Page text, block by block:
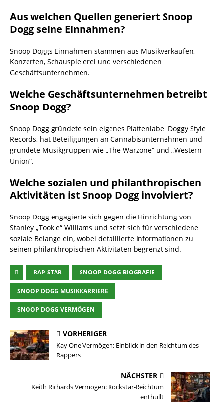
Aus welchen Quellen generiert Snoop
Dogg seine Einnahmen?
Snoop Doggs Einnahmen stammen aus Musikverkäufen,
Konzerten, Schauspielerei und verschiedenen
Geschäftsunternehmen.
Welche Geschäftsunternehmen betreibt
Snoop Dogg?
Snoop Dogg gründete sein eigenes Plattenlabel Doggy Style
Records, hat Beteiligungen an Cannabisunternehmen und
gründete Musikgruppen wie „The Warzone“ und „Western
Union“.
Welche sozialen und philanthropischen
Aktivitäten ist Snoop Dogg involviert?
Snoop Dogg engagierte sich gegen die Hinrichtung von
Stanley „Tookie“ Williams und setzt sich für verschiedene
soziale Belange ein, wobei detaillierte Informationen zu
seinen philanthropischen Aktivitäten begrenzt sind.
RAP-STAR SNOOP DOGG BIOGRAFIE
SNOOP DOGG MUSIKKARRIERE
SNOOP DOGG VERMÖGEN
VORHERIGER
Kay One Vermögen: Einblick in den Reichtum des
Rappers
NÄCHSTER
Keith Richards Vermögen: Rockstar-Reichtum
enthüllt